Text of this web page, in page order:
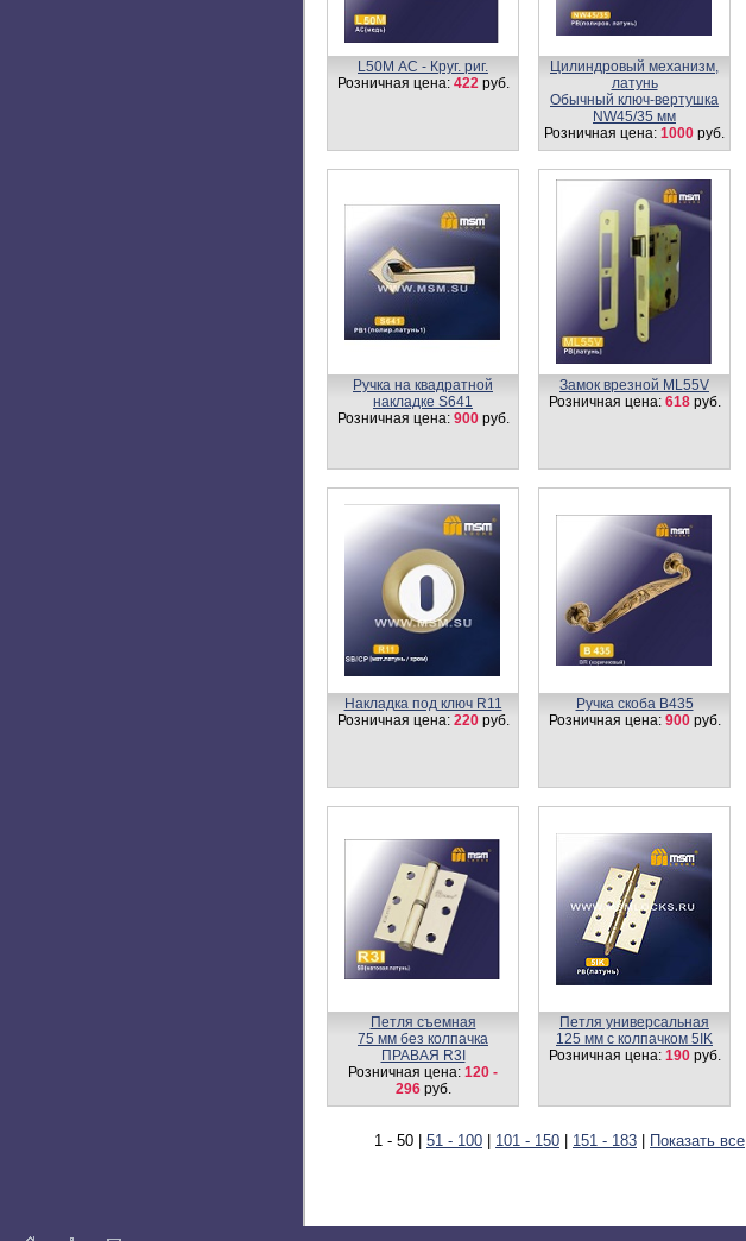
L50М AC - Круг. риг.
Розничная цена: 422руб.
Цилиндровый механизм,
латунь
Обычный ключ-вертушка
NW45/35 мм
Розничная цена: 1000 руб.
Ручка на квадратной
накладке S641
Розничная цена: 900руб.
Замок врезной ML55V
Розничная цена: 618руб.
Накладка под ключ R11
Розничная цена: 220руб.
Ручка скоба B435
Розничная цена: 900руб.
Петля съемная
75 мм без колпачка
ПРАВАЯ R3I
Розничная цена: 120 -
296руб.
Петля универсальная
125 мм с колпачком 5IK
Розничная цена: 190руб.
1 - 50 51 - 100 101 - 150 151 - 183 Показать все